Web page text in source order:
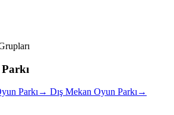
Parkı→ Dış Mekan Oyun Parkı→